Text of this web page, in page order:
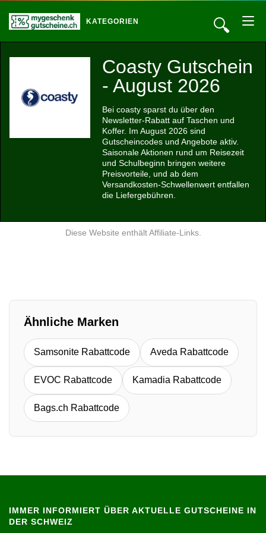
🔍
KATEGORIEN
Coasty Gutschein
- August 2026
Bei coasty sparst du über den
Newsletter-Rabatt auf Taschen und
Koffer. Im August 2026 sind
Gutscheincodes und Angebote aktiv.
Saisonale Aktionen rund um Reisezeit
und Schulbeginn bringen weitere
Preisvorteile, und ab dem
Versandkosten-Schwellenwert entfallen
die Liefergebühren.
Diese Website enthält Affiliate-Links.
Ähnliche Marken
Samsonite Rabattcode Aveda Rabattcode
EVOC Rabattcode Kamadia Rabattcode
Bags.ch Rabattcode
IMMER INFORMIERT ÜBER AKTUELLE GUTSCHEINE IN
DER SCHWEIZ